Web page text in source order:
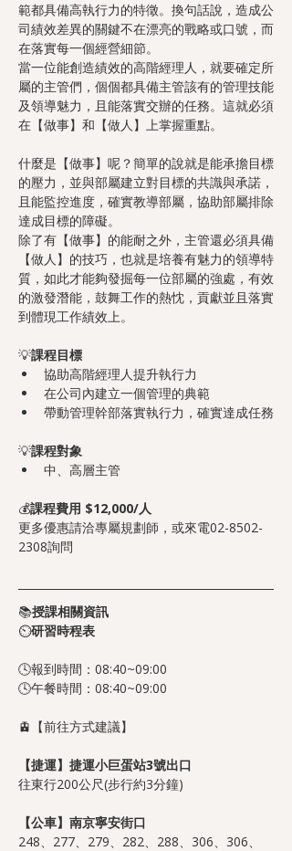
範都具備高執行力的特徵。換句話說，造成公
司績效差異的關鍵不在漂亮的戰略或口號，而
在落實每一個經營細節。
當一位能創造績效的高階經理人，就要確定所
屬的主管們，個個都具備主管該有的管理技能
及領導魅力，且能落實交辦的任務。這就必須
在【做事】和【做人】上掌握重點。
什麼是【做事】呢？簡單的說就是能承擔目標
的壓力，並與部屬建立對目標的共識與承諾，
且能監控進度，確實教導部屬，協助部屬排除
達成目標的障礙。
除了有【做事】的能耐之外，主管還必須具備
【做人】的技巧，也就是培養有魅力的領導特
質，如此才能夠發掘每一位部屬的強處，有效
的激發潛能，鼓舞工作的熱忱，貢獻並且落實
到體現工作績效上。
💡課程目標
協助高階經理人提升執行力
在公司內建立一個管理的典範
帶動管理幹部落實執行力，確實達成任務
💡課程對象
中、高層主管
💰課程費用 $12,000/人
更多優惠請洽專屬規劃師，或來電02-8502-
2308詢問
📚授課相關資訊
⏲️研習時程表
🕓報到時間：08:40~09:00
🕓午餐時間：08:40~09:00
🚊【前往方式建議】
【捷運】捷運小巨蛋站3號出口
往東行200公尺(步行約3分鐘)
【公車】南京寧安街口
248、277、279、282、288、306、306、